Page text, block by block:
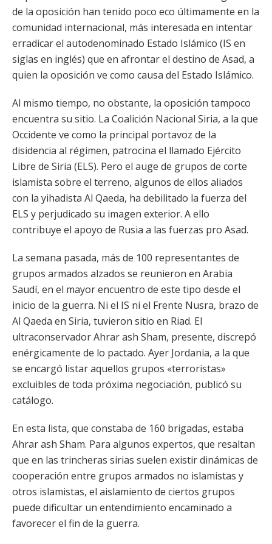
de la oposición han tenido poco eco últimamente en la
comunidad internacional, más interesada en intentar
erradicar el autodenominado Estado Islámico (IS en
siglas en inglés) que en afrontar el destino de Asad, a
quien la oposición ve como causa del Estado Islámico.
Al mismo tiempo, no obstante, la oposición tampoco
encuentra su sitio. La Coalición Nacional Siria, a la que
Occidente ve como la principal portavoz de la
disidencia al régimen, patrocina el llamado Ejército
Libre de Siria (ELS). Pero el auge de grupos de corte
islamista sobre el terreno, algunos de ellos aliados
con la yihadista Al Qaeda, ha debilitado la fuerza del
ELS y perjudicado su imagen exterior. A ello
contribuye el apoyo de Rusia a las fuerzas pro Asad.
La semana pasada, más de 100 representantes de
grupos armados alzados se reunieron en Arabia
Saudí, en el mayor encuentro de este tipo desde el
inicio de la guerra. Ni el IS ni el Frente Nusra, brazo de
Al Qaeda en Siria, tuvieron sitio en Riad. El
ultraconservador Ahrar ash Sham, presente, discrepó
enérgicamente de lo pactado. Ayer Jordania, a la que
se encargó listar aquellos grupos «terroristas»
excluibles de toda próxima negociación, publicó su
catálogo.
En esta lista, que constaba de 160 brigadas, estaba
Ahrar ash Sham. Para algunos expertos, que resaltan
que en las trincheras sirias suelen existir dinámicas de
cooperación entre grupos armados no islamistas y
otros islamistas, el aislamiento de ciertos grupos
puede dificultar un entendimiento encaminado a
favorecer el fin de la guerra.